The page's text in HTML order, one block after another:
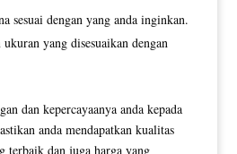
sesuai dengan yang anda inginkan.
yang disesuaikan dengan
dan kepercayaanya anda kepada
anda mendapatkan kualitas
terbaik dan juga harga yang